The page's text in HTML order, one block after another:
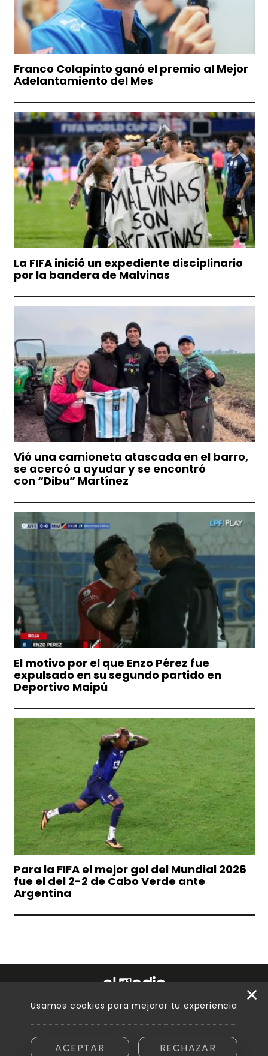
Franco Colapinto ganó el premio al Mejor
Adelantamiento del Mes
La FIFA inició un expediente disciplinario
por la bandera de Malvinas
Vió una camioneta atascada en el barro,
se acercó a ayudar y se encontró
con “Dibu” Martínez
El motivo por el que Enzo Pérez fue
expulsado en su segundo partido en
Deportivo Maipú
Para la FIFA el mejor gol del Mundial 2026
fue el del 2-2 de Cabo Verde ante
Argentina
Razón social: Innovamedia S. A. - CUIT asignada: 30-71894810-6
Domicilio: Peatonal Sarmiento 250, piso 6.º, oficina B - Ciudad de
Mendoza (5500)
Usamos cookies para mejorar tu experiencia
ACEPTAR RECHAZAR